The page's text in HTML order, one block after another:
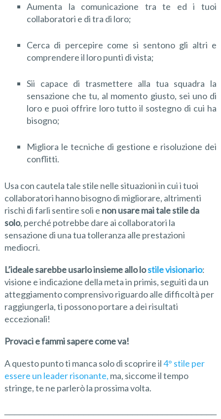
Aumenta la comunicazione tra te ed i tuoi
collaboratori e di tra di loro;
Cerca di percepire come si sentono gli altri e
comprendere il loro punti di vista;
Sii capace di trasmettere alla tua squadra la
sensazione che tu, al momento giusto, sei uno di
loro e puoi offrire loro tutto il sostegno di cui ha
bisogno;
Migliora le tecniche di gestione e risoluzione dei
conflitti.
Usa con cautela tale stile nelle situazioni in cui i tuoi
collaboratori hanno bisogno di migliorare, altrimenti
rischi di farli sentire soli e non usare mai tale stile da
solo, perché potrebbe dare ai collaboratori la
sensazione di una tua tolleranza alle prestazioni
mediocri.
L’ideale sarebbe usarlo insieme allolostile visionario:
visione e indicazione della meta in primis, seguiti da un
atteggiamento comprensivo riguardo alle difficoltà per
raggiungerla, ti possono portare a dei risultati
eccezionali!
Provaci e fammi sapere come va!
A questo punto ti manca solo di scoprire il4° stile per
essere un leader risonante, ma, siccome il tempo
stringe, te ne parlerò la prossima volta.